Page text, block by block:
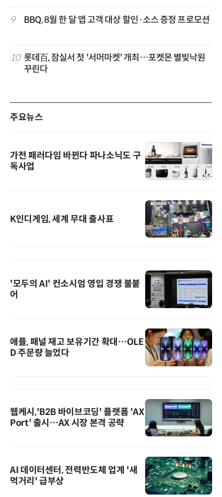
9 BBQ, 8월 한 달 앱 고객 대상 할인·소스 증정 프로모션
10 롯데百, 잠실서 첫 '서머마켓' 개최…포켓몬 별빛낙원
꾸린다
주요뉴스
가전 패러다임 바뀐다 파나소닉도 구
독사업
K인디게임, 세계 무대 출사표
'모두의 AI' 컨소시엄 영입 경쟁 불붙
어
애플, 패널 재고 보유기간 확대…OLE
D 주문량 늘었다
웹케시,'B2B 바이브코딩' 플랫폼 'AX
Port' 출시…AX 시장 본격 공략
AI 데이터센터, 전력반도체 업계 '새
먹거리' 급부상